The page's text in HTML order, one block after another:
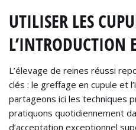
UTILISER LES
L’INTRODUCTION
L’élevage de reines réussi
clés : le greffage en cupule et
partageons ici les techniques
pratiquons quotidiennement
d’acceptation exceptionnel